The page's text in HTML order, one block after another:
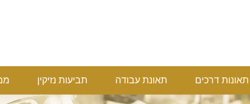
תאונות דרכים תאונת עבודה תביעות נזיקין